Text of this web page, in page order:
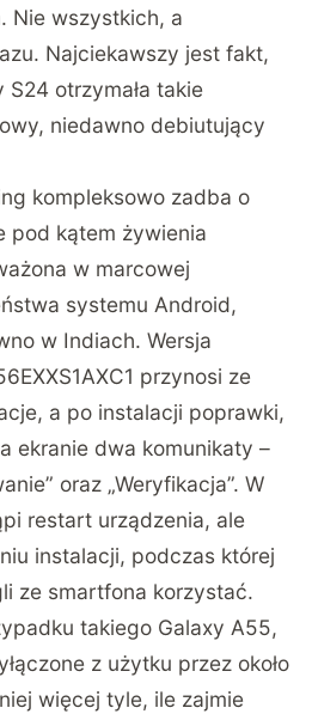
Nie wszystkich, a
Najciekawszy jest fakt,
S24 otrzymała takie
niedawno debiutujący
kompleksowo zadba o
pod kątem żywienia
w marcowej
systemu Android,
w Indiach. Wersja
przynosi ze
a po instalacji poprawki,
ekranie dwa komunikaty –
oraz „Weryfikacja”. W
restart urządzenia, ale
instalacji, podczas której
ze smartfona korzystać.
takiego Galaxy A55,
z użytku przez około
więcej tyle, ile zajmie